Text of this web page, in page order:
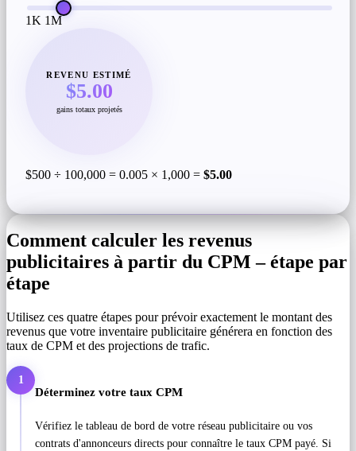
1K 1M
REVENU ESTIMÉ
$5.00
gains totaux projetés
$500 ÷ 100,000 = 0.005 × 1,000 = $5.00
Comment calculer les revenus
publicitaires à partir du CPM – étape par
étape
Utilisez ces quatre étapes pour prévoir exactement le montant des
revenus que votre inventaire publicitaire générera en fonction des
taux de CPM et des projections de trafic.
1
Déterminez votre taux CPM
Vérifiez le tableau de bord de votre réseau publicitaire ou vos
contrats d'annonceurs directs pour connaître le taux CPM payé. Si